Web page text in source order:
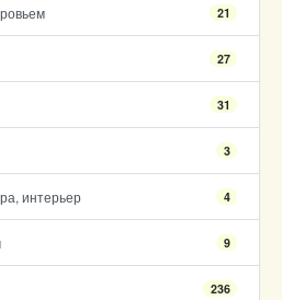
21
27
31
3
интерьер 4
9
236